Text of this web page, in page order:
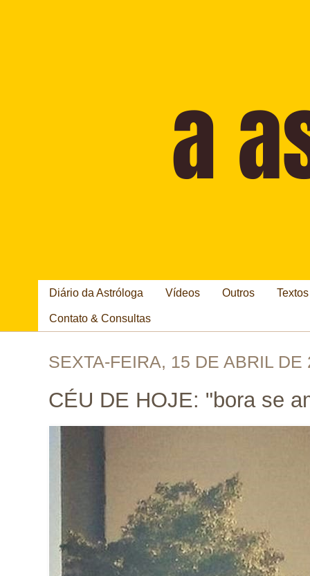
Diário da Astróloga Vídeos Outros
Contato & Consultas
SEXTA-FEIRA, 15 DE ABRIL DE
CÉU DE HOJE: "bora se